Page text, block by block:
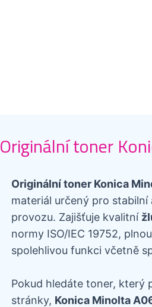
Originální toner
Originální toner Konica
materiál určený pro
provozu. Zajišťuje kvalitní
normy ISO/IEC 19752,
spolehlivou funkci včetně
Pokud hledáte toner, který
stránky, Konica Minolta